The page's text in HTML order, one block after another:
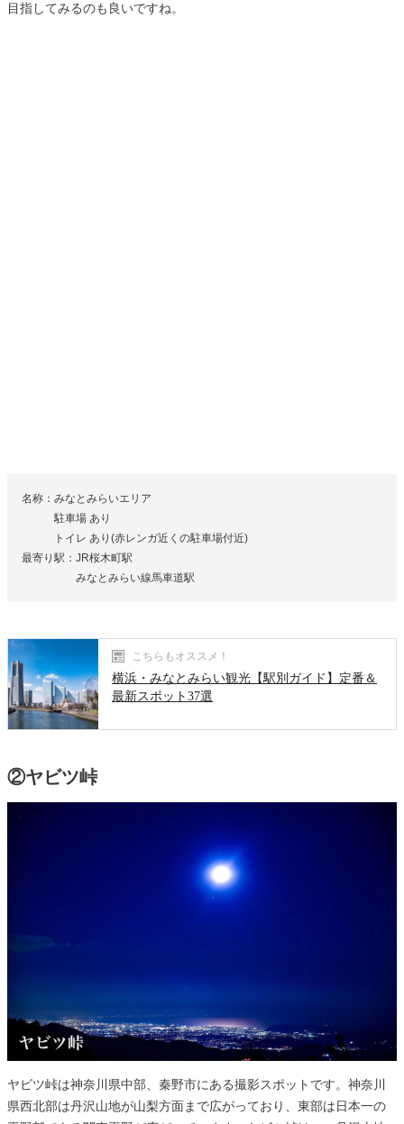
目指してみるのも良いですね。
名称：みなとみらいエリア
駐車場 あり
トイレ あり(赤レンガ近くの駐車場付近)
最寄り駅：JR桜木町駅
みなとみらい線馬車道駅
こちらもオススメ！
横浜・みなとみらい観光【駅別ガイド】定番＆
最新スポット37選
②ヤビツ峠
ヤビツ峠は神奈川県中部、秦野市にある撮影スポットです。神奈川
県西北部は丹沢山地が山梨方面まで広がっており、東部は日本一の